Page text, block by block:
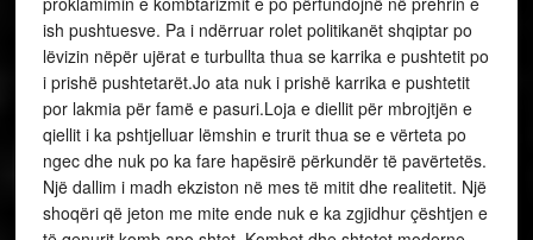
ish pushtuesve. Pa i ndërruar rolet politikanët shqiptar po
lëvizin nëpër ujërat e turbullta thua se karrika e pushtetit po
i prishë pushtetarët.Jo ata nuk i prishë karrika e pushtetit
por lakmia për famë e pasuri.Loja e diellit për mbrojtjën e
qiellit i ka pshtjelluar lëmshin e trurit thua se e vërteta po
ngec dhe nuk po ka fare hapësirë përkundër të pavërtetës.
Një dallim i madh ekziston në mes të mitit dhe realitetit. Një
shoqëri që jeton me mite ende nuk e ka zgjidhur çështjen e